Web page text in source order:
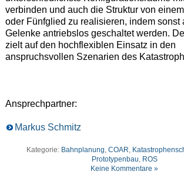
verbinden und auch die Struktur von
oder Fünfglied zu realisieren, indem sonst
Gelenke antriebslos geschaltet werden.
zielt auf den hochflexiblen Einsatz in den
anspruchsvollen Szenarien des
Ansprechpartner:
Markus Schmitz
Kategorie: Bahnplanung COAR
Prototypenbau ROS
Keine Kommentare »